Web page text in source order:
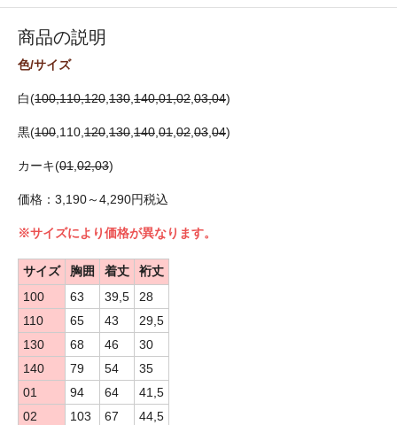
商品の説明
色/サイズ
白(100,110,120 130 140,01,02 03,04)
黒(100 ,110, 120 130 140 01 02 03 04)
カーキ(01 02,03)
価格：3,190～4,290円税込
※サイズにより価格が異なります。
サイズ 胸囲 着丈
裄丈
100
63 39,5
28
110
65 43
29,5
130
68 46
30
140
79 54
35
01
94 64
41,5
02
103 67
44,5